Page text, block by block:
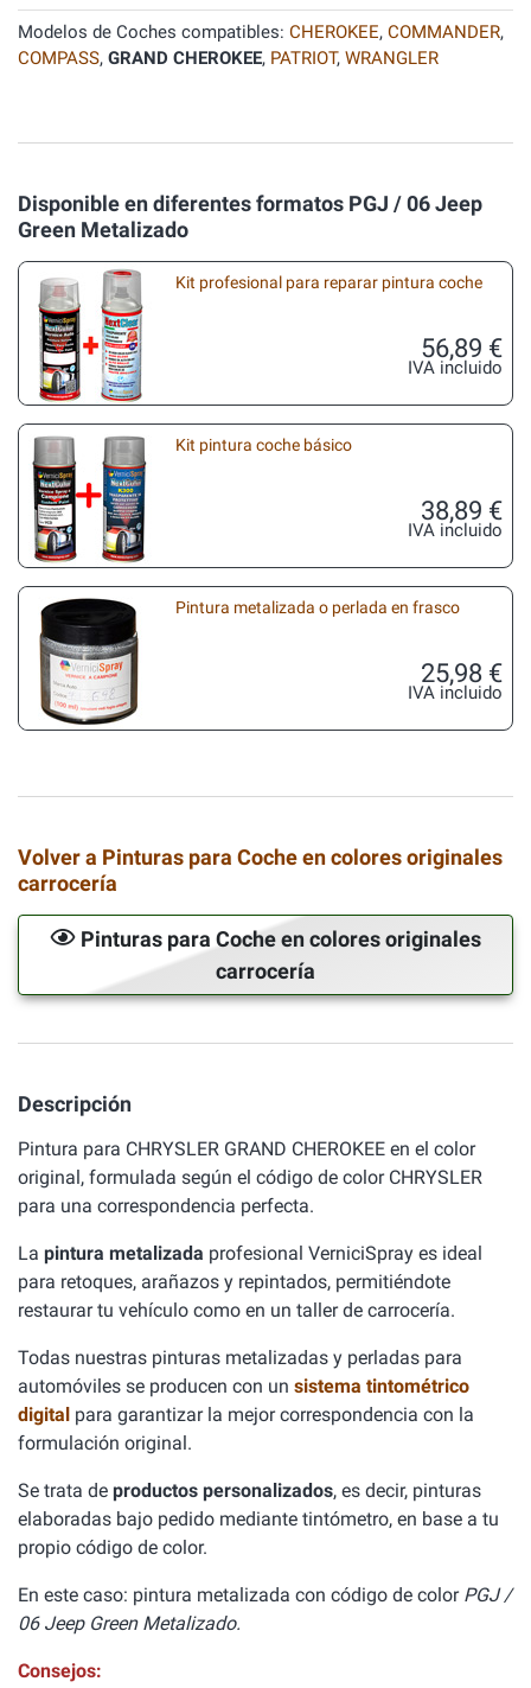
Modelos de Coches compatibles: CHEROKEE, COMMANDER,
COMPASS, GRAND CHEROKEE, PATRIOT, WRANGLER
Disponible en diferentes formatos PGJ / 06 Jeep
Green Metalizado
Kit profesional para reparar pintura coche
56,89 €
IVA incluido
Kit pintura coche básico
38,89 €
IVA incluido
Pintura metalizada o perlada en frasco
25,98 €
IVA incluido
Volver a Pinturas para Coche en colores originales
carrocería
Pinturas para Coche en colores originales
carrocería
Descripción
Pintura para CHRYSLER GRAND CHEROKEE en el color
original, formulada según el código de color CHRYSLER
para una correspondencia perfecta.
La pintura metalizada profesional VerniciSpray es ideal
para retoques, arañazos y repintados, permitiéndote
restaurar tu vehículo como en un taller de carrocería.
Todas nuestras pinturas metalizadas y perladas para
automóviles se producen con un sistema tintométrico
digital para garantizar la mejor correspondencia con la
formulación original.
Se trata de productos personalizados, es decir, pinturas
elaboradas bajo pedido mediante tintómetro, en base a tu
propio código de color.
En este caso: pintura metalizada con código de color PGJ /
06 Jeep Green Metalizado.
Consejos: